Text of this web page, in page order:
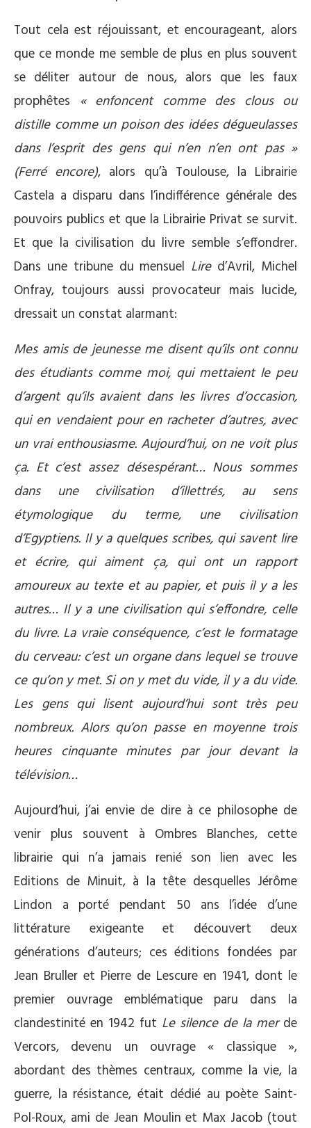
Tout cela est réjouissant, et encourageant, alors
que ce monde me semble de plus en plus souvent
se déliter autour de nous, alors que les faux
prophêtes « enfoncent comme des clous ou
distille comme un poison des idées dégueulasses
dans l’esprit des gens qui n’en n’en ont pas »
(Ferré encore), alors qu’à Toulouse, la Librairie
Castela a disparu dans l’indifférence générale des
pouvoirs publics et que la Librairie Privat se survit.
Et que la civilisation du livre semble s’effondrer.
Dans une tribune du mensuel Lired’Avril, Michel
Onfray, toujours aussi provocateur mais lucide,
dressait un constat alarmant:
Mes amis de jeunesse me disent qu’ils ont connu
des étudiants comme moi, qui mettaient le peu
d’argent qu’ils avaient dans les livres d’occasion,
qui en vendaient pour en racheter d’autres, avec
un vrai enthousiasme. Aujourd’hui, on ne voit plus
ça. Et c’est assez désespérant… Nous sommes
dans une civilisation d’illettrés, au sens
étymologique du terme, une civilisation
d’Egyptiens. Il y a quelques scribes, qui savent lire
et écrire, qui aiment ça, qui ont un rapport
amoureux au texte et au papier, et puis il y a les
autres… Il y a une civilisation qui s’effondre, celle
du livre. La vraie conséquence, c’est le formatage
du cerveau: c’est un organe dans lequel se trouve
ce qu’on y met. Si on y met du vide, il y a du vide.
Les gens qui lisent aujourd’hui sont très peu
nombreux. Alors qu’on passe en moyenne trois
heures cinquante minutes par jour devant la
télévision…
Aujourd’hui, j’ai envie de dire à ce philosophe de
venir plus souvent à Ombres Blanches, cette
librairie qui n’a jamais renié son lien avec les
Editions de Minuit, à la tête desquelles Jérôme
Lindon a porté pendant 50 ans l’idée d’une
littérature exigeante et découvert deux
générations d’auteurs; ces éditions fondées par
Jean Bruller et Pierre de Lescure en 1941, dont le
premier ouvrage emblématique paru dans la
clandestinité en 1942 fut Le silence de la merde
Vercors, devenu un ouvrage « classique »,
abordant des thèmes centraux, comme la vie, la
guerre, la résistance, était dédié au poète Saint-
Pol-Roux, ami de Jean Moulin et Max Jacob (tout